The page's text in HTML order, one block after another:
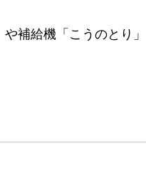
補給機「こうのとり」